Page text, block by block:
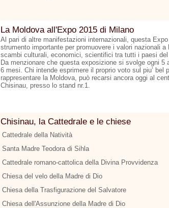
La Moldova all'Expo 2015 di Milano
Al pari di altre manifestazioni internazionali, questa
strumento importante per promuovere i valori nazionali a
scambi culturali, economici, scientifici tra tutti i paesi del
Da menzionare che questa exposizione si svolge ogni 5
6 mesi. Chi intende esprimere il proprio voto sul piu’ bel
rappresentare la Moldova, può recarsi ancora oggi al
Chisinau, presso lo stand nr.1.
Chisinau, la Cattedrale e le chiese
Cattedrale della Natività
Santa Madre Teodora di Sihla
Cattedrale romano-cattolica della Divina Provvidenza
Chiesa del velo della Madre di Dio
Chiesa della Trasfigurazione del Salvatore
Chiesa dell'Assunzione della Madre di Dio